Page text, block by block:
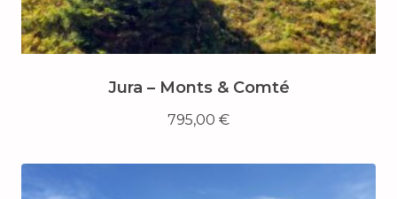
Jura – Monts & Comté
795,00 €